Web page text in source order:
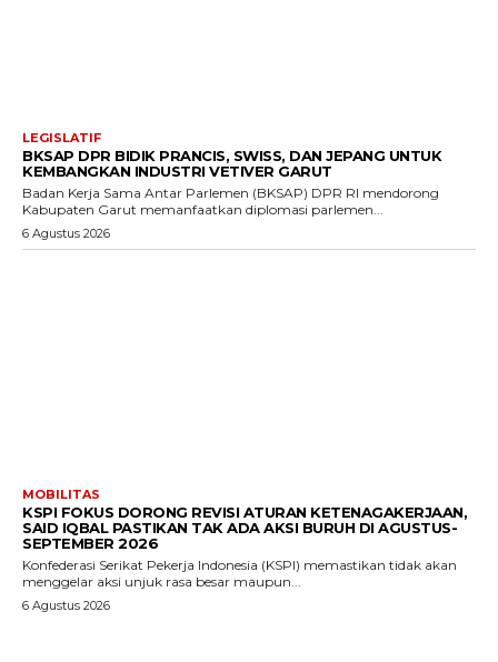
LEGISLATIF
BKSAP DPR BIDIK PRANCIS, SWISS, DAN JEPANG UNTUK
KEMBANGKAN INDUSTRI VETIVER GARUT
Badan Kerja Sama Antar Parlemen (BKSAP) DPR RI mendorong
Kabupaten Garut memanfaatkan diplomasi parlemen...
6 Agustus 2026
MOBILITAS
KSPI FOKUS DORONG REVISI ATURAN KETENAGAKERJAAN,
SAID IQBAL PASTIKAN TAK ADA AKSI BURUH DI AGUSTUS-
SEPTEMBER 2026
Konfederasi Serikat Pekerja Indonesia (KSPI) memastikan tidak akan
menggelar aksi unjuk rasa besar maupun...
6 Agustus 2026